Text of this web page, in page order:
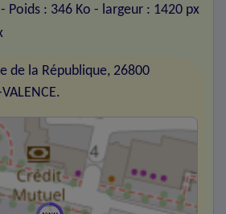
Poids : 346 Ko - largeur : 1420 px
de la République, 26800